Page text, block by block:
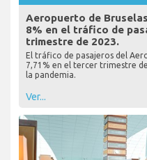
Aeropuerto de
8% en el tráfico de
trimestre de 2023.
El tráfico de pasajeros del
7,71% en el tercer trimestre
la pandemia.
Ver...